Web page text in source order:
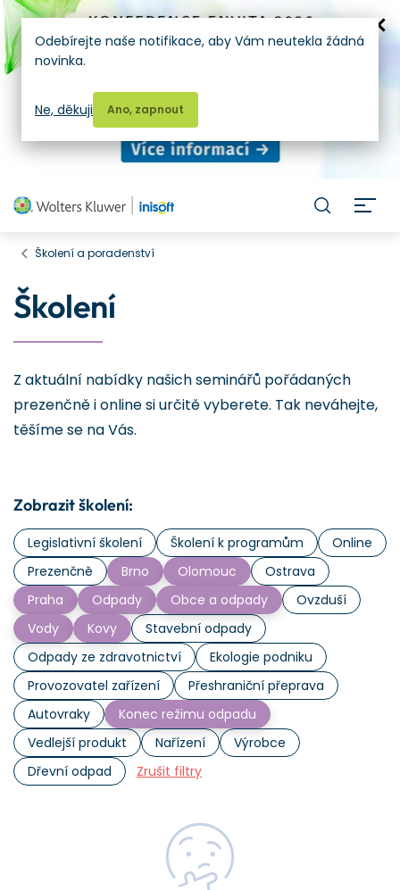
Školení a poradenství
Školení
Z aktuální nabídky našich seminářů pořádaných
prezenčně i online si určitě vyberete. Tak neváhejte,
těšíme se na Vás.
Zobrazit školení:
Legislativní školení Školení k programům
Online
Prezenčně
Brno Olomouc
Ostrava
Praha
Odpady Obce a odpady
Ovzduší
Vody
Kovy
Stavební odpady
Odpady ze zdravotnictví
Ekologie podniku
Provozovatel zařízení
Přeshraniční přeprava
Autovraky
Konec režimu odpadu
Vedlejší produkt
Nařízení
Výrobce
Dřevní odpad
Zrušit filtry
Odebírejte naše notifikace, aby Vám neutekla žádná
novinka.
Ano, zapnout
Ne, děkuji